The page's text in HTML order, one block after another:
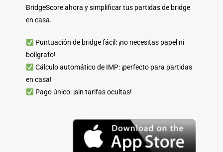
BridgeScore ahora y simplificar tus partidas de bridge
en casa.
Puntuación de bridge fácil: ¡no necesitas papel ni
bolígrafo!
Cálculo automático de IMP: ¡perfecto para partidas
en casa!
Pago único: ¡sin tarifas ocultas!